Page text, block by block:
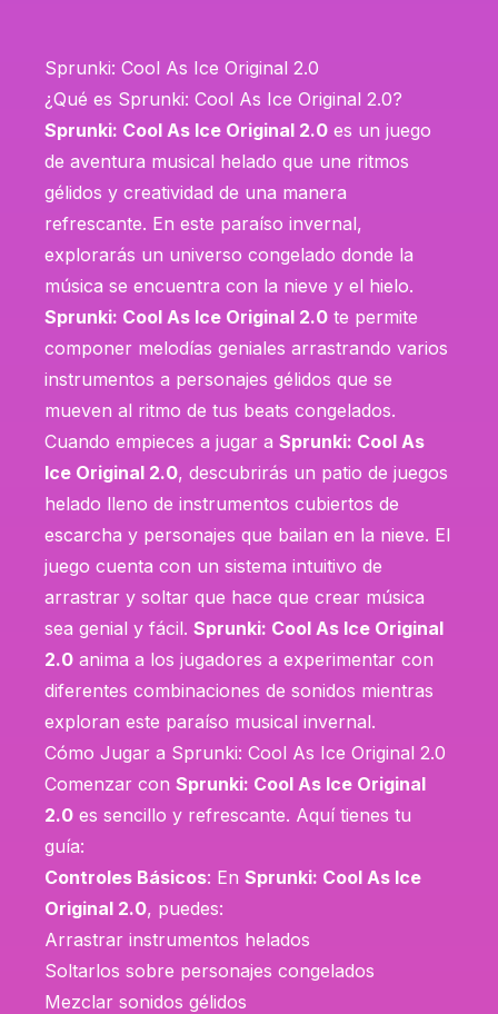
Sprunki: Cool As Ice Original 2.0
¿Qué es Sprunki: Cool As Ice Original 2.0?
Sprunki: Cool As Ice Original 2.0 es un juego
de aventura musical helado que une ritmos
gélidos y creatividad de una manera
refrescante. En este paraíso invernal,
explorarás un universo congelado donde la
música se encuentra con la nieve y el hielo.
Sprunki: Cool As Ice Original 2.0 te permite
componer melodías geniales arrastrando varios
instrumentos a personajes gélidos que se
mueven al ritmo de tus beats congelados.
Cuando empieces a jugar a Sprunki: Cool As
Ice Original 2.0, descubrirás un patio de juegos
helado lleno de instrumentos cubiertos de
escarcha y personajes que bailan en la nieve. El
juego cuenta con un sistema intuitivo de
arrastrar y soltar que hace que crear música
sea genial y fácil. Sprunki: Cool As Ice Original
2.0 anima a los jugadores a experimentar con
diferentes combinaciones de sonidos mientras
exploran este paraíso musical invernal.
Cómo Jugar a Sprunki: Cool As Ice Original 2.0
Comenzar con Sprunki: Cool As Ice Original
2.0 es sencillo y refrescante. Aquí tienes tu
guía:
Controles Básicos: En Sprunki: Cool As Ice
Original 2.0, puedes:
Arrastrar instrumentos helados
Soltarlos sobre personajes congelados
Mezclar sonidos gélidos